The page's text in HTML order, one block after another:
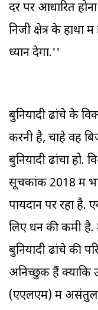
दर पर आधारित
निजी क्षेत्र के हाथों में
ध्यान देगा.''
बुनियादी ढांचे के
करनी है, चाहे वह
बुनियादी ढांचा हो.
सूचकांक 2018 में
पायदान पर रहा
लिए धन की कमी
बुनियादी ढांचे की
अनिच्छुक हैं क्योंकि
(एएलएम) में